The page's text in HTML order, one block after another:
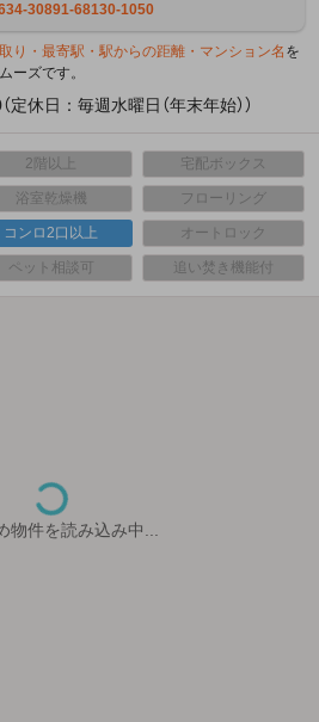
30891-68130-1050
り・最寄駅・駅からの距離・マンション名 を
ーズです。
休日：毎週水曜日（年末年始））
2階以上 宅配ボックス
浴室乾燥機 フローリング
コンロ2口以上 オートロック
ペット相談可 追い焚き機能付
物件を読み込み中...